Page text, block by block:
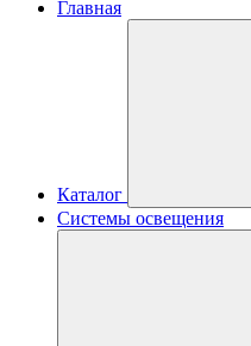
Главная
Каталог
Системы освещения